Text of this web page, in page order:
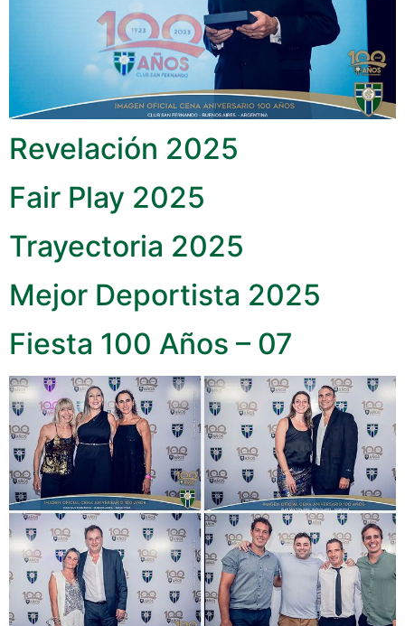
Revelación 2025
Fair Play 2025
Trayectoria 2025
Mejor Deportista 2025
Fiesta 100 Años – 07